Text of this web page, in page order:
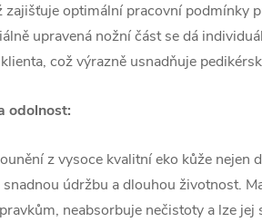
zajišťuje optimální pracovní podmínky
upravená nožní část se dá
což výrazně usnadňuje
odolnost:
z vysoce kvalitní eko kůže nejen
údržbu a dlouhou životnost.
neabsorbuje nečistoty a lze jej